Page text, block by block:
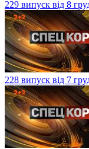
229 випуск від 8
228 випуск від 7